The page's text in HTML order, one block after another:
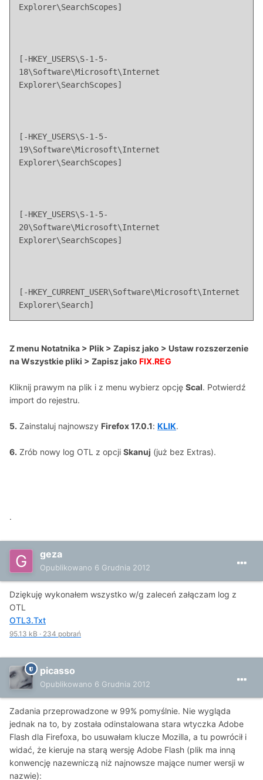
Explorer\SearchScopes]
[-HKEY_USERS\S-1-5-
18\Software\Microsoft\Internet
Explorer\SearchScopes]
[-HKEY_USERS\S-1-5-
19\Software\Microsoft\Internet
Explorer\SearchScopes]
[-HKEY_USERS\S-1-5-
20\Software\Microsoft\Internet
Explorer\SearchScopes]
[-HKEY_CURRENT_USER\Software\Microsoft\Internet
Explorer\Search]
Z menu Notatnika > Plik > Zapisz jako > Ustaw rozszerzenie
na Wszystkie pliki > Zapisz jako FIX.REG
Kliknij prawym na plik i z menu wybierz opcję Scal. Potwierdź
import do rejestru.
5. Zainstaluj najnowszy Firefox 17.0.1: KLIK.
6. Zrób nowy log OTL z opcji Skanuj (już bez Extras).
.
geza
Opublikowano 6 Grudnia 2012
Dziękuję wykonałem wszystko w/g zaleceń załączam log z
OTL
OTL3.Txt
95.13 kB · 234 pobrań
picasso
Opublikowano 6 Grudnia 2012
Zadania przeprowadzone w 99% pomyślnie. Nie wygląda
jednak na to, by została odinstalowana stara wtyczka Adobe
Flash dla Firefoxa, bo usuwałam klucze Mozilla, a tu powrócił i
widać, że kieruje na starą wersję Adobe Flash (plik ma inną
konwencję nazewniczą niż najnowsze mające numer wersji w
nazwie):